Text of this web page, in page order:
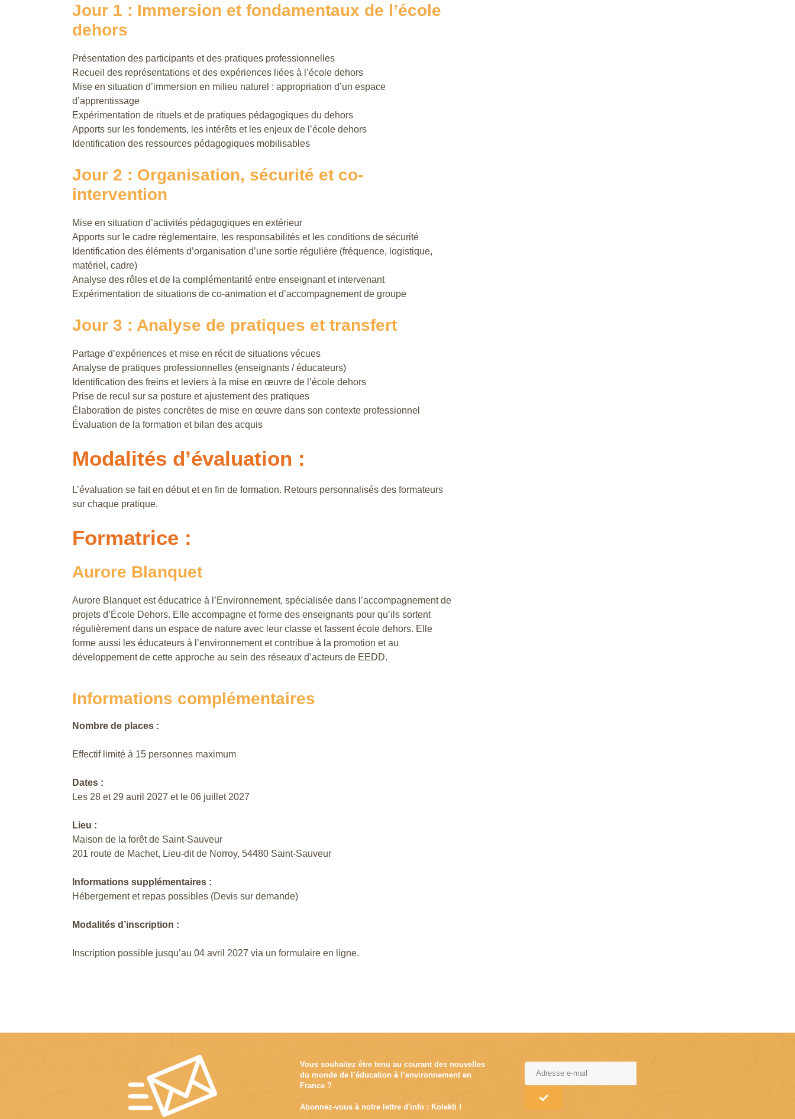
Jour 1 : Immersion et fondamentaux de l’école
dehors
Présentation des participants et des pratiques professionnelles
Recueil des représentations et des expériences liées à l’école dehors
Mise en situation d’immersion en milieu naturel : appropriation d’un espace
d’apprentissage
Expérimentation de rituels et de pratiques pédagogiques du dehors
Apports sur les fondements, les intérêts et les enjeux de l’école dehors
Identification des ressources pédagogiques mobilisables
Jour 2 : Organisation, sécurité et co-
intervention
Mise en situation d’activités pédagogiques en extérieur
Apports sur le cadre réglementaire, les responsabilités et les conditions de sécurité
Identification des éléments d’organisation d’une sortie régulière (fréquence, logistique,
matériel, cadre)
Analyse des rôles et de la complémentarité entre enseignant et intervenant
Expérimentation de situations de co-animation et d’accompagnement de groupe
Jour 3 : Analyse de pratiques et transfert
Partage d’expériences et mise en récit de situations vécues
Analyse de pratiques professionnelles (enseignants / éducateurs)
Identification des freins et leviers à la mise en œuvre de l’école dehors
Prise de recul sur sa posture et ajustement des pratiques
Élaboration de pistes concrètes de mise en œuvre dans son contexte professionnel
Évaluation de la formation et bilan des acquis
Modalités d’évaluation :
L’évaluation se fait en début et en fin de formation. Retours personnalisés des formateurs
sur chaque pratique.
Formatrice :
Aurore Blanquet
Aurore Blanquet est éducatrice à l’Environnement, spécialisée dans l’accompagnement de
projets d’École Dehors. Elle accompagne et forme des enseignants pour qu’ils sortent
régulièrement dans un espace de nature avec leur classe et fassent école dehors. Elle
forme aussi les éducateurs à l’environnement et contribue à la promotion et au
développement de cette approche au sein des réseaux d’acteurs de EEDD.
Informations complémentaires
Nombre de places :
Effectif limité à 15 personnes maximum
Dates :
Les 28 et 29 auril 2027 et le 06 juillet 2027
Lieu :
Maison de la forêt de Saint-Sauveur
201 route de Machet, Lieu-dit de Norroy, 54480 Saint-Sauveur
Informations supplémentaires :
Hébergement et repas possibles (Devis sur demande)
Modalités d’inscription :
Inscription possible jusqu’au 04 avril 2027 via un formulaire en ligne.
Vous souhaitez être tenu au courant des nouvelles
du monde de l’éducation à l’environnement en
France ?
Abonnez-vous à notre lettre d'info : Kolekti !